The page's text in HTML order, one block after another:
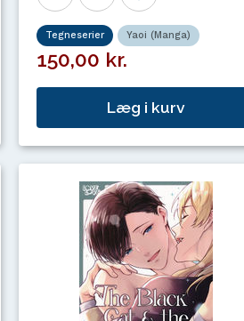
Tegneserier Yaoi (Manga)
150,00 kr.
Læg i kurv